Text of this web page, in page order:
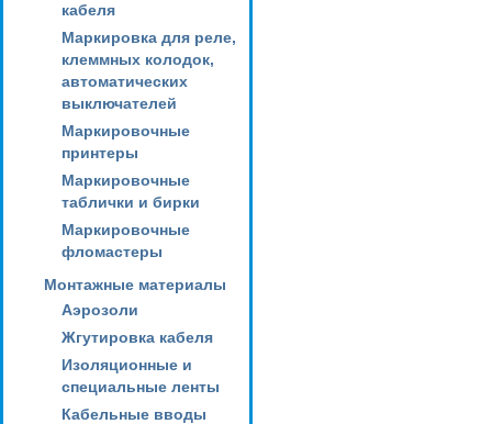
кабеля
Маркировка для реле,
клеммных колодок,
автоматических
выключателей
Маркировочные
принтеры
Маркировочные
таблички и бирки
Маркировочные
фломастеры
Монтажные материалы
Аэрозоли
Жгутировка кабеля
Изоляционные и
специальные ленты
Кабельные вводы